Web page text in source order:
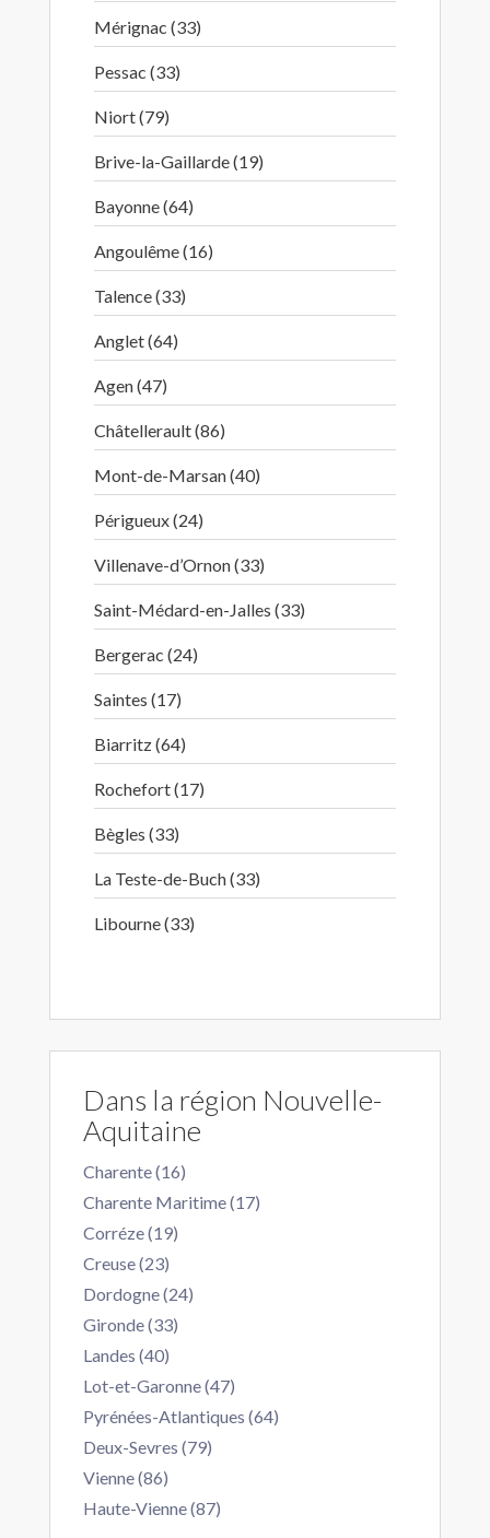
Mérignac (33)
Pessac (33)
Niort (79)
Brive-la-Gaillarde (19)
Bayonne (64)
Angoulême (16)
Talence (33)
Anglet (64)
Agen (47)
Châtellerault (86)
Mont-de-Marsan (40)
Périgueux (24)
Villenave-d’Ornon (33)
Saint-Médard-en-Jalles (33)
Bergerac (24)
Saintes (17)
Biarritz (64)
Rochefort (17)
Bègles (33)
La Teste-de-Buch (33)
Libourne (33)
Dans la région Nouvelle-
Aquitaine
Charente (16)
Charente Maritime (17)
Corréze (19)
Creuse (23)
Dordogne (24)
Gironde (33)
Landes (40)
Lot-et-Garonne (47)
Pyrénées-Atlantiques (64)
Deux-Sevres (79)
Vienne (86)
Haute-Vienne (87)